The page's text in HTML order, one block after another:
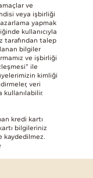
ve
veya işbirliği
yapmak
kullanıcıyla
tarafından talep
bilgiler
ve işbirliği
ile
kimliği
veri
kullanılabilir.
kredi kartı
bilgileriniz
kaydedilmez.